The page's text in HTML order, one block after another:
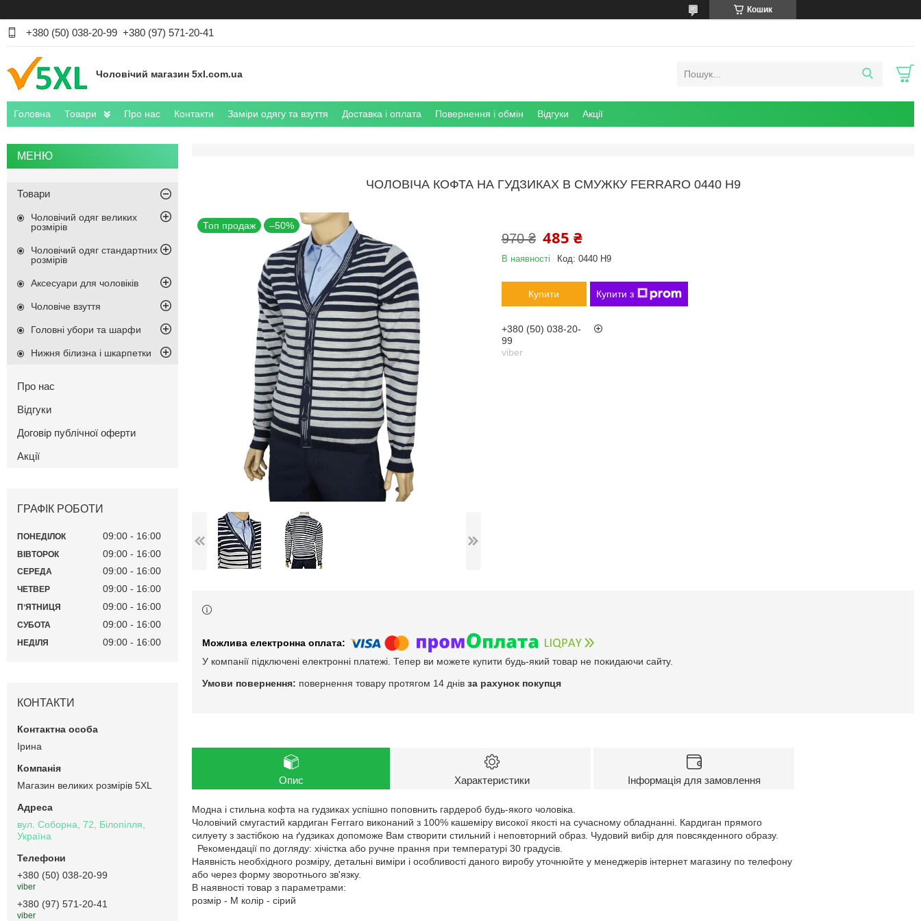
Кошик
+380 (50) 038-20-99 +380 (97) 571-20-41
Чоловічий магазин 5xl.com.ua
Головна Товари Про нас Контакти Заміри одягу та взуття Доставка і оплата Повернення і обмін Відгуки Акції
ЧОЛОВІЧА КОФТА НА ГУДЗИКАХ В СМУЖКУ FERRARO 0440 Н9
Топ продаж –50%
970 ₴ 485 ₴
В наявності Код: 0440 Н9
Купити Купити з
+380 (50) 038-20-
99
viber
У компанії підключені електронні платежі. Тепер ви можете купити будь-який товар не покидаючи сайту.
повернення товару протягом 14 днів за рахунок покупця
Опис Характеристики Інформація для замовлення
Модна і стильна кофта на гудзиках успішно поповнить гардероб будь-якого чоловіка.
Чоловічий смугастий кардиган Ferraro виконаний з 100% кашеміру високої якості на сучасному обладнанні. Кардиган прямого
силуету з застібкою на ґудзиках допоможе Вам створити стильний і неповторний образ. Чудовий вибір для повсякденного образу.
Рекомендації по догляду: хічістка або ручне прання при температурі 30 градусів.
Наявність необхідного розміру, детальні виміри і особливості даного виробу уточнюйте у менеджерів інтернет магазину по телефону
або через форму зворотнього зв'язку.
В наявності товар з параметрами:
розмір - M колір - сірий
Товари
Чоловічий одяг великих
розмірів
Чоловічий одяг стандартних
розмірів
Аксесуари для чоловіків
Чоловіче взуття
Головні убори та шарфи
Нижня білизна і шкарпетки
Про нас
Відгуки
Договір публічної оферти
Акції
ГРАФІК РОБОТИ
ПОНЕДІЛОК 09:00 16:00
ВІВТОРОК 09:00 16:00
СЕРЕДА 09:00 16:00
ЧЕТВЕР 09:00 16:00
ПʼЯТНИЦЯ 09:00 16:00
СУБОТА 09:00 16:00
НЕДІЛЯ 09:00 16:00
КОНТАКТИ
Ірина
Магазин великих розмірів 5XL
вул. Соборна, 72, Білопілля,
Україна
+380 (50) 038-20-99
viber
+380 (97) 571-20-41
viber